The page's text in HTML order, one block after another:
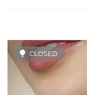
CLOSED